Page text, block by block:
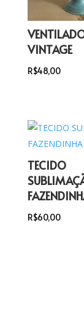
VINTAGE
R$48,00
TECIDO
R$60,00